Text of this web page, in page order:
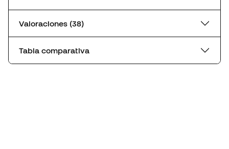
Valoraciones (38)
Tabla comparativa